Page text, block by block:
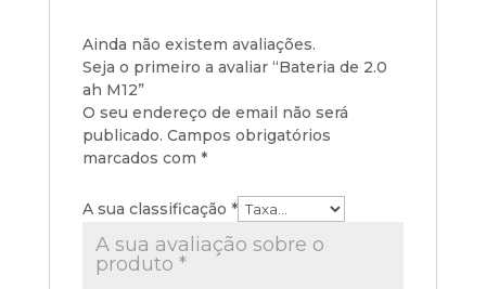
Ainda não existem avaliações.
Seja o primeiro a avaliar “Bateria de 2.0
ah M12”
O seu endereço de email não será
publicado. Campos obrigatórios
marcados com *
A sua classificação *